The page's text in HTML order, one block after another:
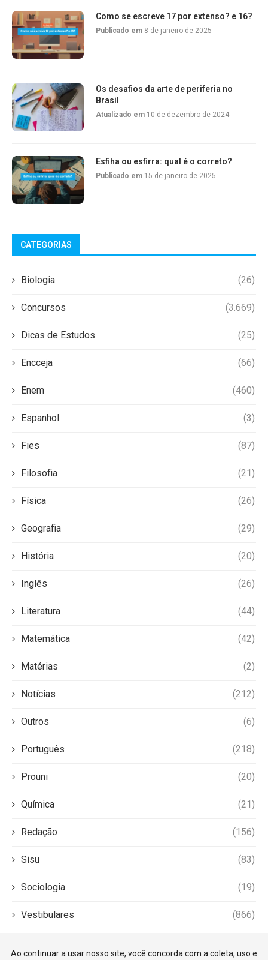
Como se escreve 17 por extenso? e 16?
Publicado em 8 de janeiro de 2025
Os desafios da arte de periferia no
Brasil
Atualizado em 10 de dezembro de 2024
Esfiha ou esfirra: qual é o correto?
Publicado em 15 de janeiro de 2025
CATEGORIAS
Biologia (26)
Concursos (3.669)
Dicas de Estudos (25)
Encceja (66)
Enem (460)
Espanhol (3)
Fies (87)
Filosofia (21)
Física (26)
Geografia (29)
História (20)
Inglês (26)
Literatura (44)
Matemática (42)
Matérias (2)
Notícias (212)
Outros (6)
Português (218)
Prouni (20)
Química (21)
Redação (156)
Sisu (83)
Sociologia (19)
Vestibulares (866)
Ao continuar a usar nosso site, você concorda com a coleta, uso e